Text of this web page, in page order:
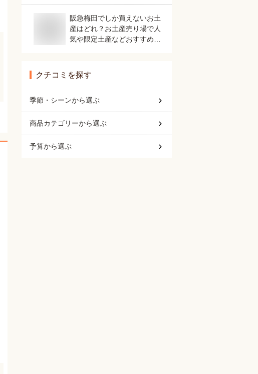
阪急梅田でしか買えないお土
産はどれ？お土産売り場で人
気や限定土産などおすすめを
クチコミを探す
季節・シーンから選ぶ
商品カテゴリーから選ぶ
予算から選ぶ